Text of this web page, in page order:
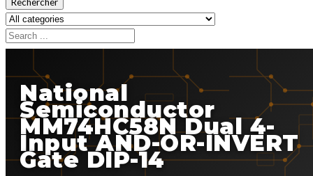
National
Semiconductor
MM74HC58N Dual 4-
Input AND-OR-INVERT
Gate DIP-14